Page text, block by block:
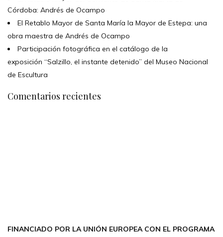
Córdoba: Andrés de Ocampo
El Retablo Mayor de Santa María la Mayor de Estepa: una
obra maestra de Andrés de Ocampo
Participación fotográfica en el catálogo de la
exposición “Salzillo, el instante detenido” del Museo Nacional
de Escultura
Comentarios recientes
FINANCIADO POR LA UNIÓN EUROPEA CON EL PROGRAMA